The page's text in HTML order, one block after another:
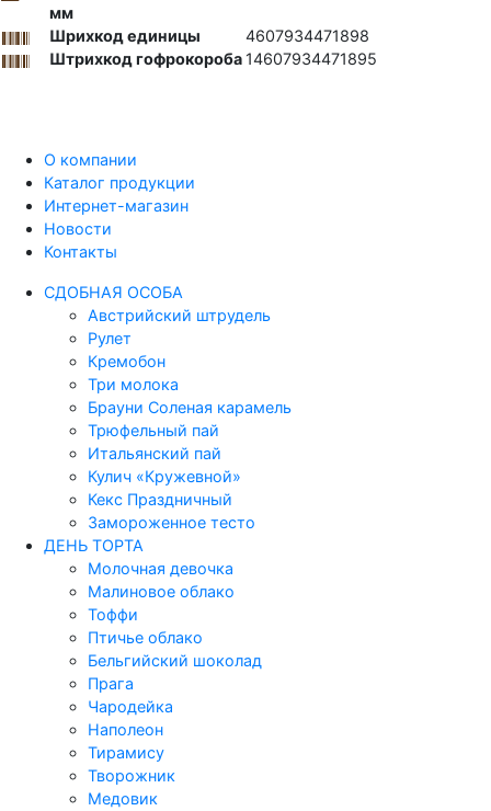
мм
Шрихкод единицы
4607934471898
Штрихкод гофрокороба 14607934471895
О компании
Каталог продукции
Интернет-магазин
Новости
Контакты
СДОБНАЯ ОСОБА
Австрийский штрудель
Рулет
Кремобон
Три молока
Брауни Соленая карамель
Трюфельный пай
Итальянский пай
Кулич «Кружевной»
Кекс Праздничный
Замороженное тесто
ДЕНЬ ТОРТА
Молочная девочка
Малиновое облако
Тоффи
Птичье облако
Бельгийский шоколад
Прага
Чародейка
Наполеон
Тирамису
Творожник
Медовик